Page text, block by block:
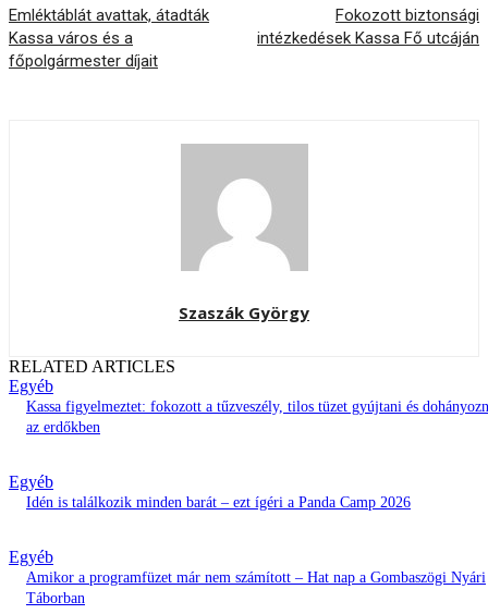
Emléktáblát avattak, átadták
Kassa város és a
főpolgármester díjait
Fokozott biztonsági
intézkedések Kassa Fő utcáján
Szaszák György
RELATED ARTICLES
Egyéb
Kassa figyelmeztet: fokozott a tűzveszély, tilos tüzet gyújtani és
az erdőkben
Egyéb
Idén is találkozik minden barát – ezt ígéri a Panda Camp 2026
Egyéb
Amikor a programfüzet már nem számított – Hat nap a Gombaszögi Nyári
Táborban